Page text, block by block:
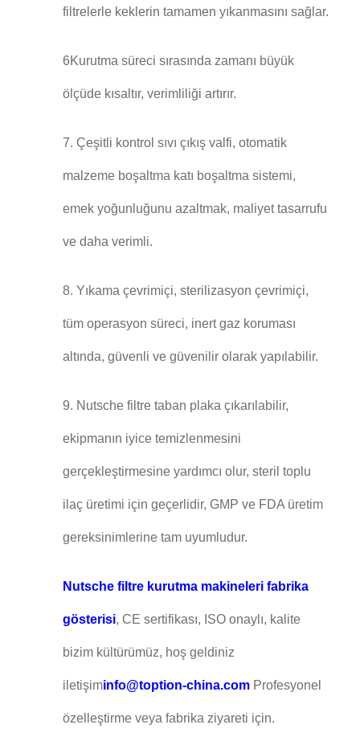
filtrelerle keklerin tamamen yıkanmasını sağlar.
6Kurutma süreci sırasında zamanı büyük
ölçüde kısaltır, verimliliği artırır.
7. Çeşitli kontrol sıvı çıkış valfi, otomatik
malzeme boşaltma katı boşaltma sistemi,
emek yoğunluğunu azaltmak, maliyet tasarrufu
ve daha verimli.
8. Yıkama çevrimiçi, sterilizasyon çevrimiçi,
tüm operasyon süreci, inert gaz koruması
altında, güvenli ve güvenilir olarak yapılabilir.
9. Nutsche filtre taban plaka çıkarılabilir,
ekipmanın iyice temizlenmesini
gerçekleştirmesine yardımcı olur, steril toplu
ilaç üretimi için geçerlidir, GMP ve FDA üretim
gereksinimlerine tam uyumludur.
Nutsche filtre kurutma makineleri fabrika
gösterisi, CE sertifikası, ISO onaylı, kalite
bizim kültürümüz, hoş geldiniz
iletişiminfo@toption-china.com Profesyonel
özelleştirme veya fabrika ziyareti için.